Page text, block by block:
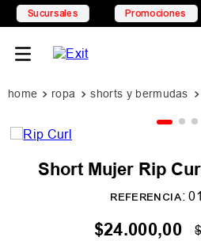
Sucursales Promociones
ropa shorts y bermudas
Short Mujer Rip
REFERENCIA:
$24.000,00